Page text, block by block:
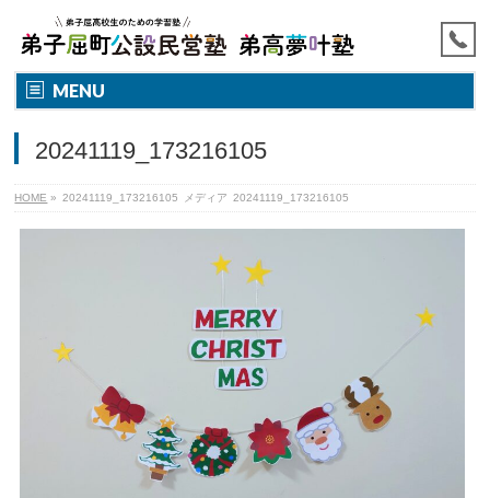
MENU
20241119_173216105
HOME » 20241119_173216105 メディア 20241119_173216105